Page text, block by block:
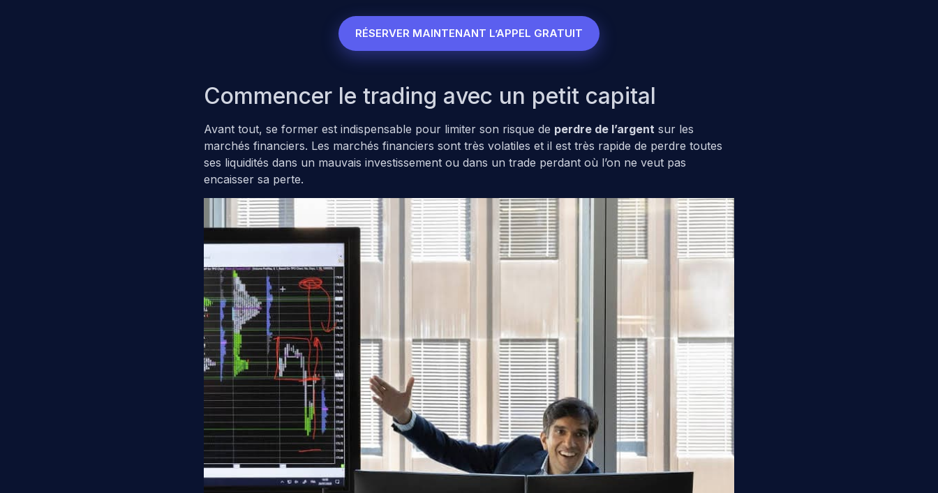
RÉSERVER MAINTENANT L’APPEL GRATUIT
Commencer le trading avec un petit capital
Avant tout, se former est indispensable pour limiter son risque de perdre de l’argent sur les
marchés financiers. Les marchés financiers sont très volatiles et il est très rapide de perdre toutes
ses liquidités dans un mauvais investissement ou dans un trade perdant où l’on ne veut pas
encaisser sa perte.